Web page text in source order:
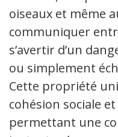
oiseaux et même
communiquer
s’avertir d’un
ou simplement
Cette propriété
cohésion sociale
permettant une